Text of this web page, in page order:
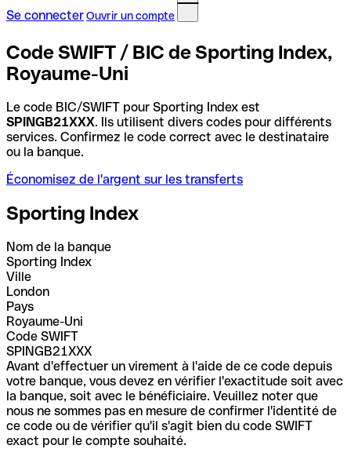
Se connecterOuvrir un compte
Code SWIFT / BIC de Sporting Index,
Royaume-Uni
Le code BIC/SWIFT pour Sporting Index est
SPINGB21XXX. Ils utilisent divers codes pour différents
services. Confirmez le code correct avec le destinataire
ou la banque.
Économisez de l'argent sur les transferts
Sporting Index
Nom de la banque
Sporting Index
Ville
London
Pays
Royaume-Uni
Code SWIFT
SPINGB21XXX
Avant d'effectuer un virement à l'aide de ce code depuis
votre banque, vous devez en vérifier l'exactitude soit avec
la banque, soit avec le bénéficiaire. Veuillez noter que
nous ne sommes pas en mesure de confirmer l'identité de
ce code ou de vérifier qu'il s'agit bien du code SWIFT
exact pour le compte souhaité.